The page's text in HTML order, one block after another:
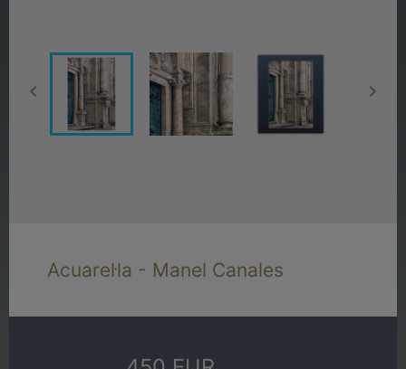
 
Acuarel·la - Manel Canales